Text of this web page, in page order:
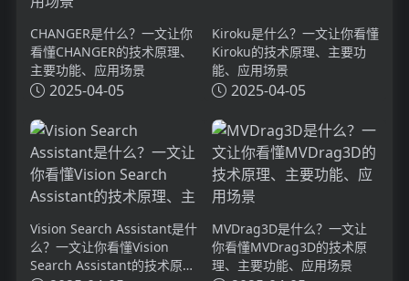
CHANGER是什么？一文让你
看懂CHANGER的技术原理、
主要功能、应用场景
2025-04-05
Kiroku是什么？一文让你看懂
Kiroku的技术原理、主要功
能、应用场景
2025-04-05
Vision Search Assistant是什
么？一文让你看懂Vision
Search Assistant的技术原
MVDrag3D是什么？一文让
你看懂MVDrag3D的技术原
理、主要功能、应用场景